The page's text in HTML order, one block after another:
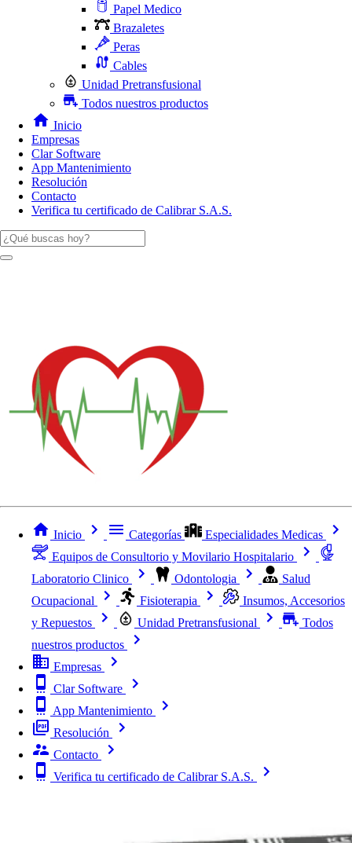
Papel Medico
Brazaletes
Peras
Cables
Unidad Pretransfusional
Todos nuestros productos
Inicio
Empresas
Clar Software
App Mantenimiento
Resolución
Contacto
Verifica tu certificado de Calibrar S.A.S.
Inicio Categorías
Especialidades Medicas
Equipos de Consultorio y Movilario Hospitalario
Laboratorio Clinico
Odontologia
Salud
Ocupacional
Fisioterapia
Insumos, Accesorios
y Repuestos
Unidad Pretransfusional
Todos
nuestros productos
Empresas
Clar Software
App Mantenimiento
Resolución
Contacto
Verifica tu certificado de Calibrar S.A.S.